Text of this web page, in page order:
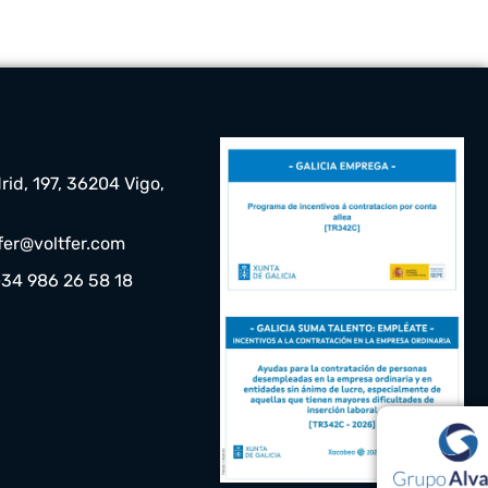
197, 36204 Vigo,
986 26 58 18